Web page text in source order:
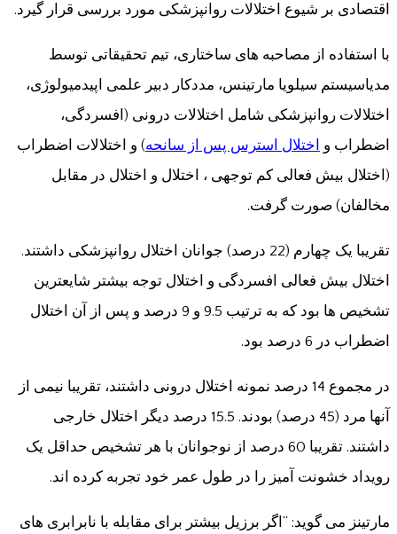
اقتصادی بر شیوع اختلالات روانپزشکی مورد بررسی قرار گیرد.
با استفاده از مصاحبه های ساختاری، تیم تحقیقاتی توسط
مدیاسیستم سیلویا مارتینس، مددکار دبیر علمی اپیدمیولوژی،
اختلالات روانپزشکی شامل اختلالات درونی (افسردگی،
اضطراب و
اختلال استرس پس از سانحه) و اختلالات اضطراب
(اختلال بیش فعالی کم توجهی ، اختلال و اختلال در مقابل
مخالفان) صورت گرفت.
تقریبا یک چهارم (22 درصد) جوانان اختلال روانپزشکی داشتند.
اختلال بیش فعالی افسردگی و اختلال توجه بیشتر شایعترین
تشخیص ها بود که به ترتیب 9.5 و 9 درصد و پس از آن اختلال
اضطراب در 6 درصد بود.
در مجموع 14 درصد نمونه اختلال درونی داشتند، تقریبا نیمی از
آنها مرد (45 درصد) بودند. 15.5 درصد دیگر اختلال خارجی
داشتند. تقریبا 60 درصد از نوجوانان با هر تشخیص حداقل یک
رویداد خشونت آمیز را در طول عمر خود تجربه کرده اند.
مارتینز می گوید: “اگر برزیل بیشتر برای مقابله با نابرابری های